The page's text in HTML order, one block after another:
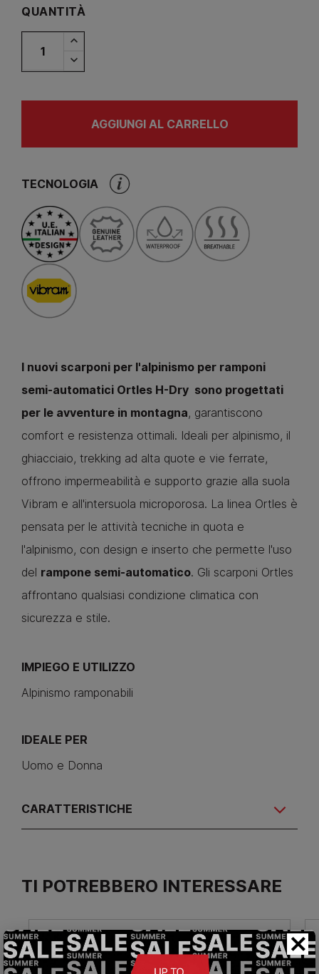
QUANTITÀ
AGGIUNGI AL CARRELLO
TECNOLOGIA
I nuovi scarponi per l'alpinismo per ramponi
semi-automatici Ortles H-Dry sono progettati
per le avventure in montagna, garantiscono
comfort e resistenza ottimali. Ideali per alpinismo, il
ghiacciaio, trekking ad alta quote e vie ferrate,
offrono impermeabilità e supporto grazie alla suola
Vibram e all'intersuola microporosa. La linea Ortles è
pensata per le attività tecniche in quota e
l'alpinismo, con design e inserto che permette l'uso
del rampone semi-automatico. Gli scarponi Ortles
affrontano qualsiasi condizione climatica con
sicurezza e stile.
IMPIEGO E UTILIZZO
Alpinismo ramponabili
IDEALE PER
Uomo e Donna
CARATTERISTICHE
TI POTREBBERO INTERESSARE
×